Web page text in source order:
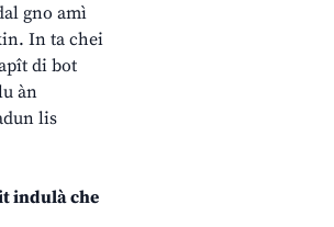
gno amì
In ta chei
di bot
àn
lis
indulà che